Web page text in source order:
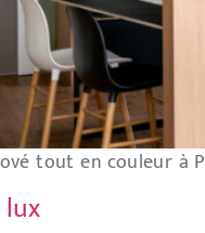
tout en couleur à
lux